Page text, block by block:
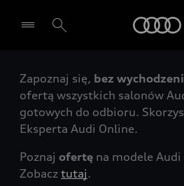
Wybierz Twojego
Zapoznaj się, bez
ofertą wszystkich salonów
gotowych do odbioru.
Eksperta Audi Online.
Poznaj ofertę na modele
Zobacz tutaj.